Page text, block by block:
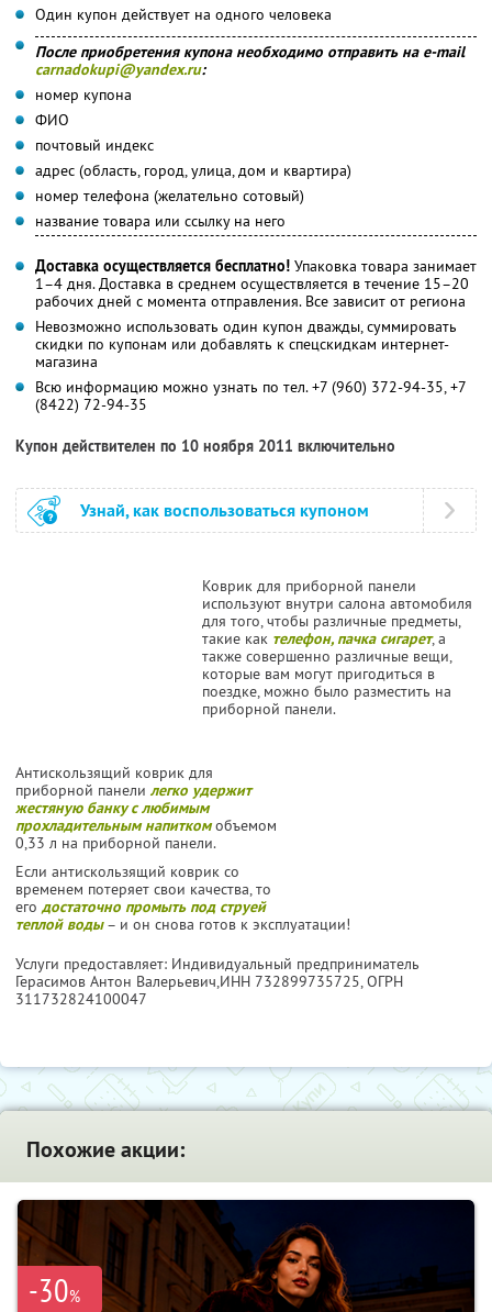
Один купон действует на одного человека
После приобретения купона необходимо отправить на e-mail
carnadokupi@yandex.ru:
номер купона
ФИО
почтовый индекс
адрес (область, город, улица, дом и квартира)
номер телефона (желательно сотовый)
название товара или ссылку на него
Доставка осуществляется бесплатно! Упаковка товара занимает
1–4 дня. Доставка в среднем осуществляется в течение 15–20
рабочих дней с момента отправления. Все зависит от региона
Невозможно использовать один купон дважды, суммировать
скидки по купонам или добавлять к спецскидкам интернет-
магазина
Всю информацию можно узнать по тел. +7 (960) 372-94-35, +7
(8422) 72-94-35
Купон действителен по 10 ноября 2011 включительно
Узнай, как воспользоваться купоном
Коврик для приборной панели
используют внутри салона автомобиля
для того, чтобы различные предметы,
такие как телефон, пачка сигарет, а
также совершенно различные вещи,
которые вам могут пригодиться в
поездке, можно было разместить на
приборной панели.
Антискользящий коврик для
приборной панели легко удержит
жестяную банку с любимым
прохладительным напиткомобъемом
0,33 л на приборной панели.
Если антискользящий коврик со
временем потеряет свои качества, то
его достаточно промыть под струей
теплой воды– и он снова готов к эксплуатации!
Услуги предоставляет: Индивидуальный предприниматель
Герасимов Антон Валерьевич,ИНН 732899735725, ОГРН
311732824100047
Похожие акции:
-30%